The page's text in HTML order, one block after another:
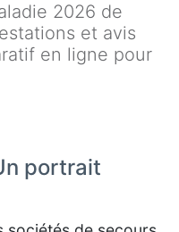
2026 de
et avis
en ligne pour
portrait